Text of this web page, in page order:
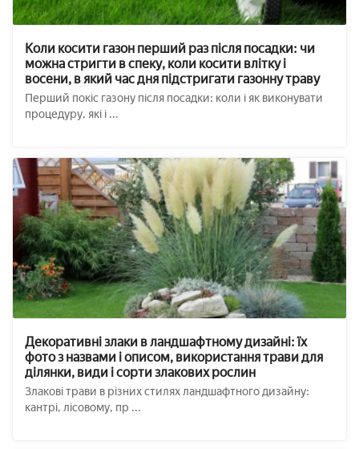
Коли косити газон перший раз після посадки: чи
можна стригти в спеку, коли косити влітку і
восени, в який час дня підстригати газонну траву
Перший покіс газону після посадки: коли і як виконувати
процедуру, які і ...
Декоративні злаки в ландшафтному дизайні: їх
фото з назвами і описом, використання трави для
ділянки, види і сорти злакових рослин
Злакові трави в різних стилях ландшафтного дизайну:
кантрі, лісовому, пр ...